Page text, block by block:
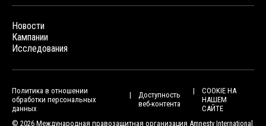
Новости
Кампании
Исследования
Политика в отношении
обработки персональных
данных
Доступность
веб-контента
COOKIE НА
НАШЕМ
САЙТЕ
© 2026 Международная правозащитная организация Amnesty International